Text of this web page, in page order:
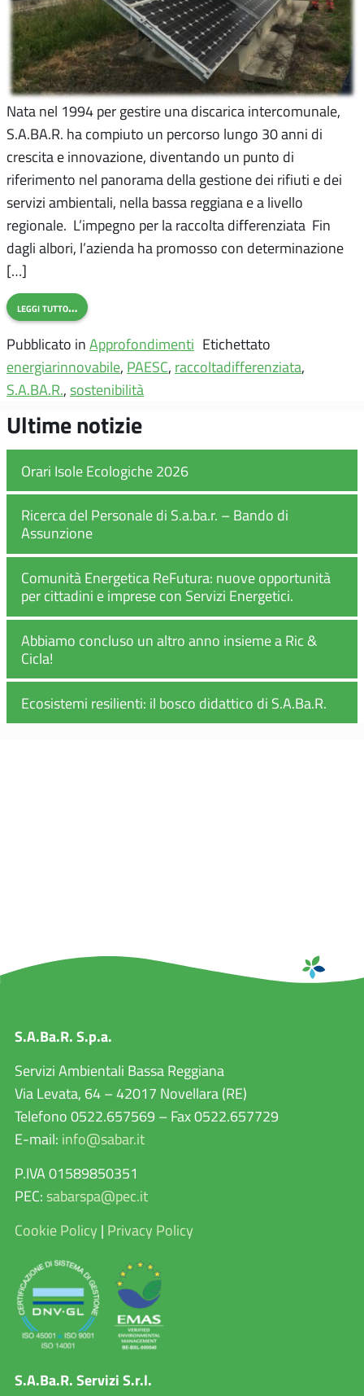
Nata nel 1994 per gestire una discarica intercomunale,
S.A.BA.R. ha compiuto un percorso lungo 30 anni di
crescita e innovazione, diventando un punto di
riferimento nel panorama della gestione dei rifiuti e dei
servizi ambientali, nella bassa reggiana e a livello
regionale. L’impegno per la raccolta differenziata Fin
dagli albori, l’azienda ha promosso con determinazione
[…]
leggi tutto…
Pubblicato in Approfondimenti Etichettato
energiarinnovabile, PAESC, raccoltadifferenziata,
S.A.BA.R., sostenibilità
Ultime notizie
Orari Isole Ecologiche 2026
Ricerca del Personale di S.a.ba.r. – Bando di
Assunzione
Comunità Energetica ReFutura: nuove opportunità
per cittadini e imprese con Servizi Energetici.
Abbiamo concluso un altro anno insieme a Ric &
Cicla!
Ecosistemi resilienti: il bosco didattico di S.A.Ba.R.
S.A.Ba.R. S.p.a.
Servizi Ambientali Bassa Reggiana
Via Levata, 64 – 42017 Novellara (RE)
Telefono 0522.657569 – Fax 0522.657729
E-mail: info@sabar.it
P.IVA 01589850351
PEC: sabarspa@pec.it
Cookie Policy | Privacy Policy
S.A.Ba.R. Servizi S.r.l.